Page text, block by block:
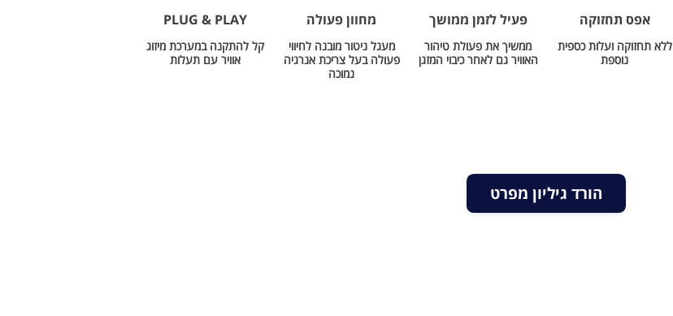
אפס תחזוקה
ללא תחזוקה ועלות כספית
נוספת
פעיל לזמן ממושך
ממשיך את פעולת טיהור
האוויר גם לאחר כיבוי המזגן
מחוון פעולה
מעגל ניטור מובנה לחיווי
פעולה בעל צריכת אנרגיה
נמוכה
PLUG & PLAY
קל להתקנה במערכת מיזוג
אוויר עם תעלות
הורד גיליון מפרט